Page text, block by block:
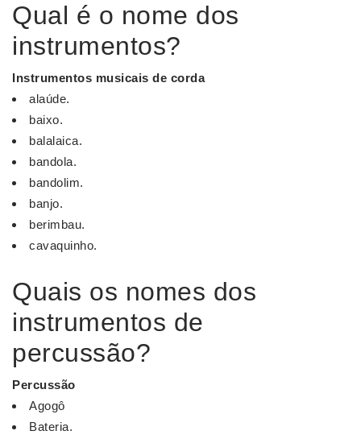
Qual é o nome dos
instrumentos?
Instrumentos musicais de corda
alaúde.
baixo.
balalaica.
bandola.
bandolim.
banjo.
berimbau.
cavaquinho.
Quais os nomes dos
instrumentos de
percussão?
Percussão
Agogô
Bateria.